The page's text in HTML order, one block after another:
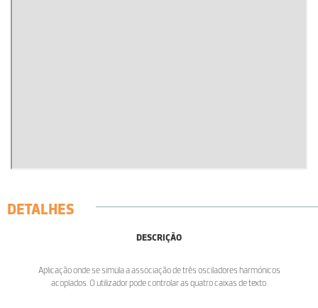
DETALHES
DESCRIÇÃO
Aplicação onde se simula a associação de três osciladores harmónicos
acoplados. O utilizador pode controlar as quatro caixas de texto.